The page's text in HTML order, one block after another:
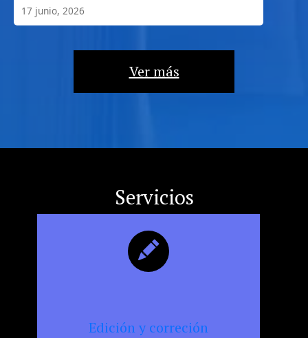
familiar
y
17 junio, 2026
Ver más
Servicios
Edición y correción